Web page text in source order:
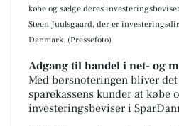
købe og sælge deres
Steen Juulsgaard, der er
Danmark. (Pressefoto)
Adgang til handel i net- og
Med børsnoteringen bliver
sparekassens kunder at købe
investeringsbeviser i